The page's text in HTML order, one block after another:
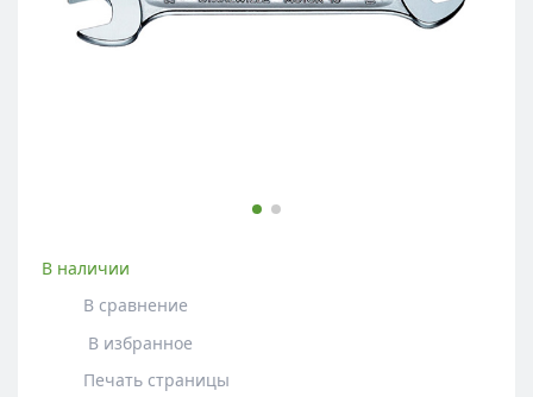
В наличии
В сравнение
В избранное
Печать страницы